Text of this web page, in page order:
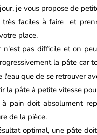
je vous propose de
très faciles à faire et
place.
n'est pas difficile et on
la pâte car
l'eau que de se retrouver
la pâte à petite vitesse
pain doit absolument
de la pièce.
optimal, une pâte